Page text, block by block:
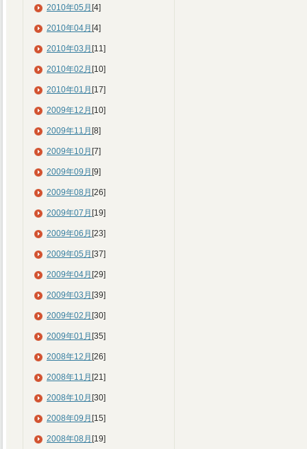
2010年05月 [4]
2010年04月 [4]
2010年03月 [11]
2010年02月 [10]
2010年01月 [17]
2009年12月 [10]
2009年11月 [8]
2009年10月 [7]
2009年09月 [9]
2009年08月 [26]
2009年07月 [19]
2009年06月 [23]
2009年05月 [37]
2009年04月 [29]
2009年03月 [39]
2009年02月 [30]
2009年01月 [35]
2008年12月 [26]
2008年11月 [21]
2008年10月 [30]
2008年09月 [15]
2008年08月 [19]